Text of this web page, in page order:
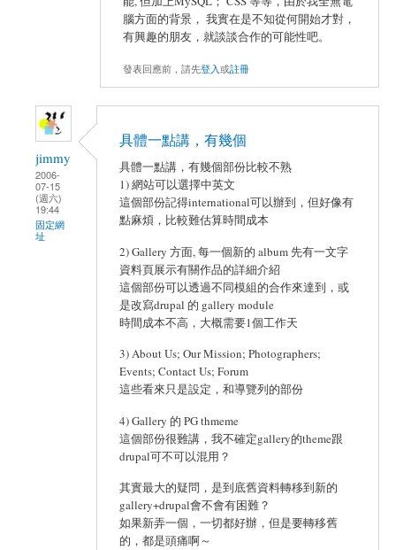
腦方面的背景， 我實在是不知從何開始才對，
有興趣的朋友，就談談合作的可能性吧。
發表回應前，請先登入或註冊
jimmy
2006-
07-15
(週六)
19:44
固定網
址
具體一點講，有幾個
具體一點講，有幾個部份比較不熟
1) 網站可以選擇中英文
這個部份記得international可以辦到，但好像有
點麻煩，比較難估算時間成本
2) Gallery 方面, 每一個新的 album 先有一文字
資料頁展示有關作品的詳細介紹
這個部份可以透過不同模組的合作來達到，或
是改寫drupal 的 gallery module
時間成本不高，大概需要1個工作天
3) About Us; Our Mission; Photographers;
Events; Contact Us; Forum
這些看來只是設定，和導覽列的部份
4) Gallery 的 PG thmeme
這個部份很難講，我不確定gallery的theme跟
drupal可不可以混用？
其實最大的疑問，是到底舊資料轉移到新的
gallery+drupal會不會有困難？
如果新弄一個，一切都好辦，但是要轉移舊
的，都是頭痛啊～